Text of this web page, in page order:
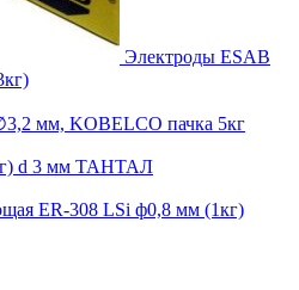
Электроды ESAB
мм, KOBELCO пачка 5кг
d 3 мм ТАНТАЛ
ER-308 LSi ф0,8 мм (1кг)